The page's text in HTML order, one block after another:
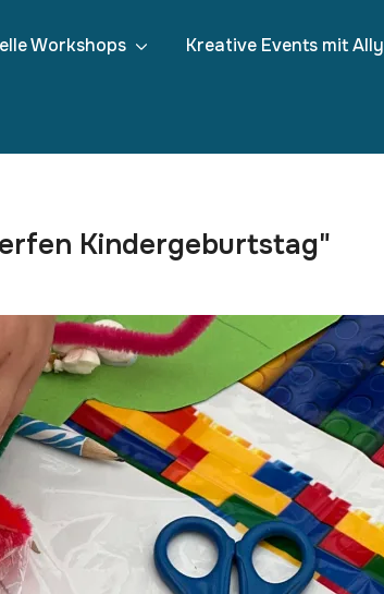
Workshops Kreative Events mit Ally
Kindergeburtstag"